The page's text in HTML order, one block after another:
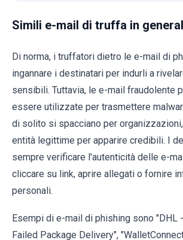
Simili e-mail di truffa in
Di norma, i truffatori dietro le e-mail di
ingannare i destinatari per indurli a
sensibili. Tuttavia, le e-mail fraudolente
essere utilizzate per trasmettere
di solito si spacciano per
entità legittime per apparire credibili. I
sempre verificare l'autenticità delle e-
cliccare su link, aprire allegati o fornire
personali.
Esempi di e-mail di phishing sono "DHL
Failed Package Delivery",